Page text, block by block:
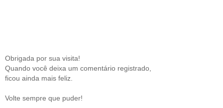
Obrigada por sua visita!
Quando você deixa um comentário registrado,
ficou ainda mais feliz.
Volte sempre que puder!